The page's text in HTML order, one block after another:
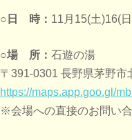
○日 時： 11月15(土)16(
○場 所：石遊の湯
〒391-0301 長野県茅野市
https://maps.app.goo.gl/
※会場への直接のお問い